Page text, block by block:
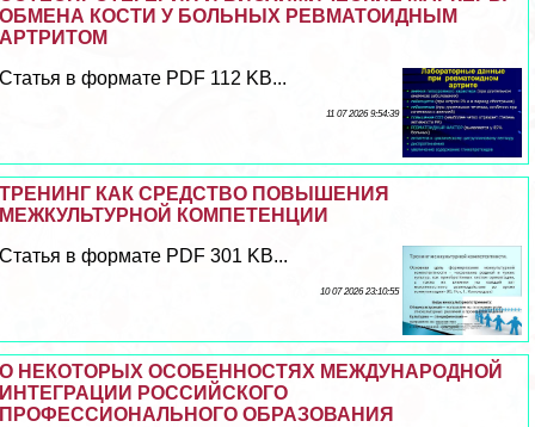
ОБМЕНА КОСТИ У БОЛЬНЫХ РЕВМАТОИДНЫМ
АРТРИТОМ
Статья в формате PDF 112 KB...
11 07 2026 9:54:39
ТРЕНИНГ КАК СРЕДСТВО ПОВЫШЕНИЯ
МЕЖКУЛЬТУРНОЙ КОМПЕТЕНЦИИ
Статья в формате PDF 301 KB...
10 07 2026 23:10:55
О НЕКОТОРЫХ ОСОБЕННОСТЯХ МЕЖДУНАРОДНОЙ
ИНТЕГРАЦИИ РОССИЙСКОГО
ПРОФЕССИОНАЛЬНОГО ОБРАЗОВАНИЯ